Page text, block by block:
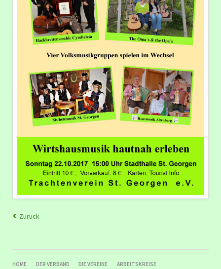
Zurück
NAVIGATION
HOME DER VERBAND DIE VEREINE
ARBEITSKREISE